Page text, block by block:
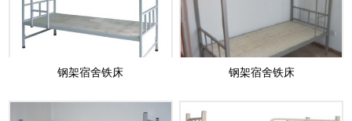
钢架宿舍铁床 钢架宿舍铁床